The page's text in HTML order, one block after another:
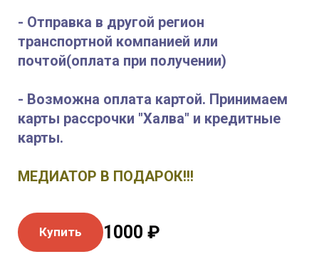
- Отправка в другой регион
транспортной компанией или
почтой(оплата при получении)
- Возможна оплата картой. Принимаем
карты рассрочки "Халва" и кредитные
карты.
МЕДИАТОР В ПОДАРОК!!!
Купить 1000 ₽